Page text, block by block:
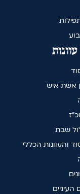
אשת איש
שבת
והעוונות הכללי
העיניים